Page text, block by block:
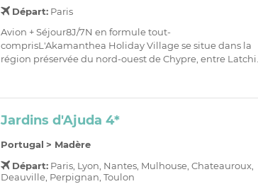
Départ:Paris
Avion + Séjour8J/7N en formule tout-
comprisL'Akamanthea Holiday Village se situe dans la
région préservée du nord-ouest de Chypre, entre Latchi...
Jardins d'Ajuda 4*
Portugal > Madère
Départ:Paris, Lyon, Nantes, Mulhouse, Chateauroux,
Deauville, Perpignan, Toulon